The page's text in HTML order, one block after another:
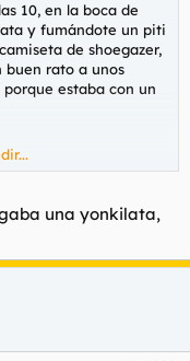
10, en la boca de
y fumándote un piti
de shoegazer,
buen rato a unos
estaba con un
decir que no había
una yonkilata,